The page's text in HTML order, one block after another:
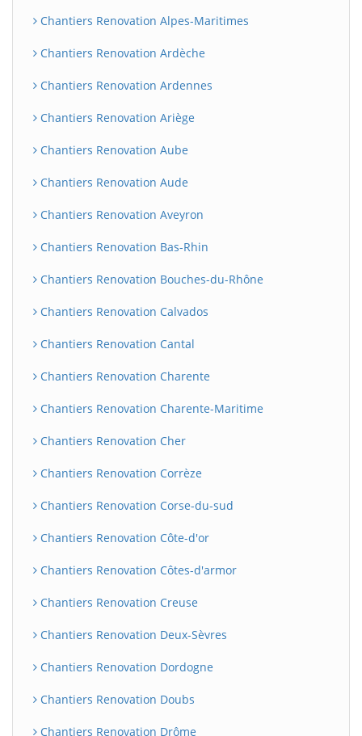
Chantiers Renovation Alpes-Maritimes
Chantiers Renovation Ardèche
Chantiers Renovation Ardennes
Chantiers Renovation Ariège
Chantiers Renovation Aube
Chantiers Renovation Aude
Chantiers Renovation Aveyron
Chantiers Renovation Bas-Rhin
Chantiers Renovation Bouches-du-Rhône
Chantiers Renovation Calvados
Chantiers Renovation Cantal
Chantiers Renovation Charente
Chantiers Renovation Charente-Maritime
Chantiers Renovation Cher
Chantiers Renovation Corrèze
Chantiers Renovation Corse-du-sud
Chantiers Renovation Côte-d'or
Chantiers Renovation Côtes-d'armor
Chantiers Renovation Creuse
Chantiers Renovation Deux-Sèvres
Chantiers Renovation Dordogne
Chantiers Renovation Doubs
Chantiers Renovation Drôme